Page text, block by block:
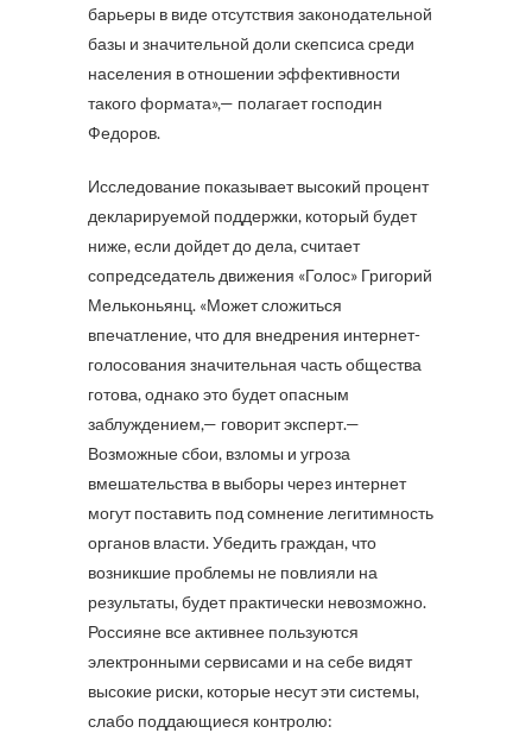
барьеры в виде отсутствия законодательной
базы и значительной доли скепсиса среди
населения в отношении эффективности
такого формата»,— полагает господин
Федоров.
Исследование показывает высокий процент
декларируемой поддержки, который будет
ниже, если дойдет до дела, считает
сопредседатель движения «Голос» Григорий
Мельконьянц. «Может сложиться
впечатление, что для внедрения интернет-
голосования значительная часть общества
готова, однако это будет опасным
заблуждением,— говорит эксперт.—
Возможные сбои, взломы и угроза
вмешательства в выборы через интернет
могут поставить под сомнение легитимность
органов власти. Убедить граждан, что
возникшие проблемы не повлияли на
результаты, будет практически невозможно.
Россияне все активнее пользуются
электронными сервисами и на себе видят
высокие риски, которые несут эти системы,
слабо поддающиеся контролю: